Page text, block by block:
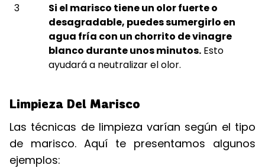
3
Si el marisco tiene un olor fuerte o
desagradable, puedes sumergirlo en
agua fría con un chorrito de vinagre
blanco durante unos minutos. Esto
ayudará a neutralizar el olor.
Limpieza Del Marisco
Las técnicas de limpieza varían según el tipo
de marisco. Aquí te presentamos algunos
ejemplos: